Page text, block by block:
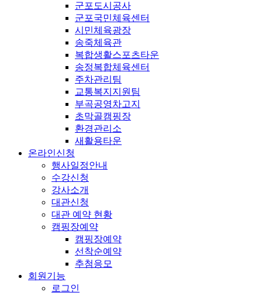
군포도시공사
군포국민체육센터
시민체육광장
송죽체육관
복합생활스포츠타운
송정복합체육센터
주차관리팀
교통복지지원팀
부곡공영차고지
초막골캠핑장
환경관리소
새활용타운
온라인신청
행사일정안내
수강신청
강사소개
대관신청
대관 예약 현황
캠핑장예약
캠핑장예약
선착순예약
추첨응모
회원기능
로그인